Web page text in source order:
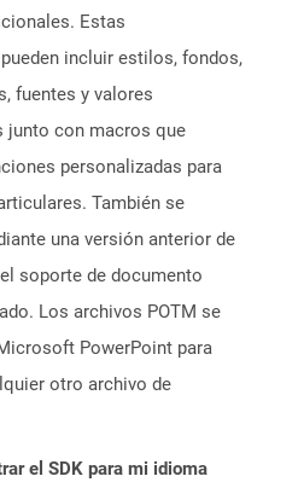
Estas
incluir estilos, fondos,
fuentes y valores
junto con macros que
personalizadas para
También se
una versión anterior de
soporte de documento
Los archivos POTM se
PowerPoint para
otro archivo de
el SDK para mi idioma